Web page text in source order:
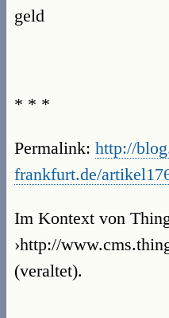
geld
* * *
Permalink: http://
frankfurt.de/
Im Kontext von
›http://
(veraltet).